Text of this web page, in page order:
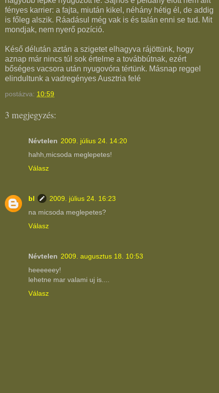
fényes karrier: a fajta, miután kikel, néhány hétig él, de addig
is főleg alszik. Ráadásul még vak is és talán enni se tud. Mit
mondjak, nem nyerő pozíció.
Késő délután aztán a szigetet elhagyva rájöttünk, hogy
aznap már nincs túl sok értelme a továbbútnak, ezért
bőséges vacsora után nyugovóra tértünk. Másnap reggel
elindultunk a vadregényes Ausztria felé
postázva: 10:59
3 megjegyzés:
Névtelen 2009. július 24. 14:20
hahh,micsoda meglepetes!
Válasz
bl
2009. július 24. 16:23
na micsoda meglepetes?
Válasz
Névtelen 2009. augusztus 18. 10:53
heeeeeey!
lehetne mar valami uj is....
Válasz